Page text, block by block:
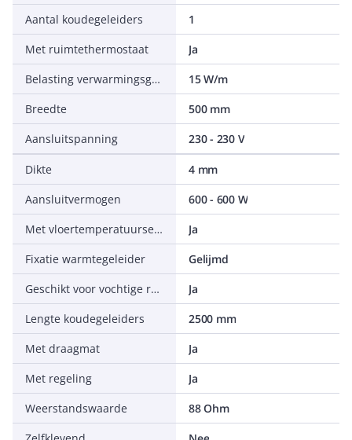
Aantal koudegeleiders
1
Met ruimtethermostaat
Ja
Belasting verwarmingsgeleider
15 W/m
Breedte
500 mm
Aansluitspanning
230 - 230 V
Dikte
4 mm
Aansluitvermogen
600 - 600 W
Met vloertemperatuursensor
Ja
Fixatie warmtegeleider
Gelijmd
Geschikt voor vochtige ruimte
Ja
Lengte koudegeleiders
2500 mm
Met draagmat
Ja
Met regeling
Ja
Weerstandswaarde
88 Ohm